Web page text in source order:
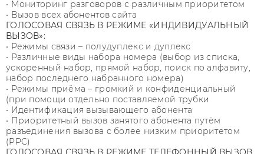
• Мониторинг разговоров с различным приоритетом
• Вызов всех абонентов сайта
ГОЛОСОВАЯ СВЯЗЬ В РЕЖИМЕ «ИНДИВИДУАЛЬНЫЙ
ВЫЗОВ»:
• Режимы связи – полудуплекс и дуплекс
• Различные виды набора номера (выбор из списка,
ускоренный набор, прямой набор, поиск по алфавиту,
набор последнего набранного номера)
• Режимы приёма – громкий и конфиденциальный
(при помощи отдельно поставляемой трубки
• Идентификация вызывающего абонента
• Приоритетный вызов занятого абонента путём
разъединения вызова с более низким приоритетом
(PPC)